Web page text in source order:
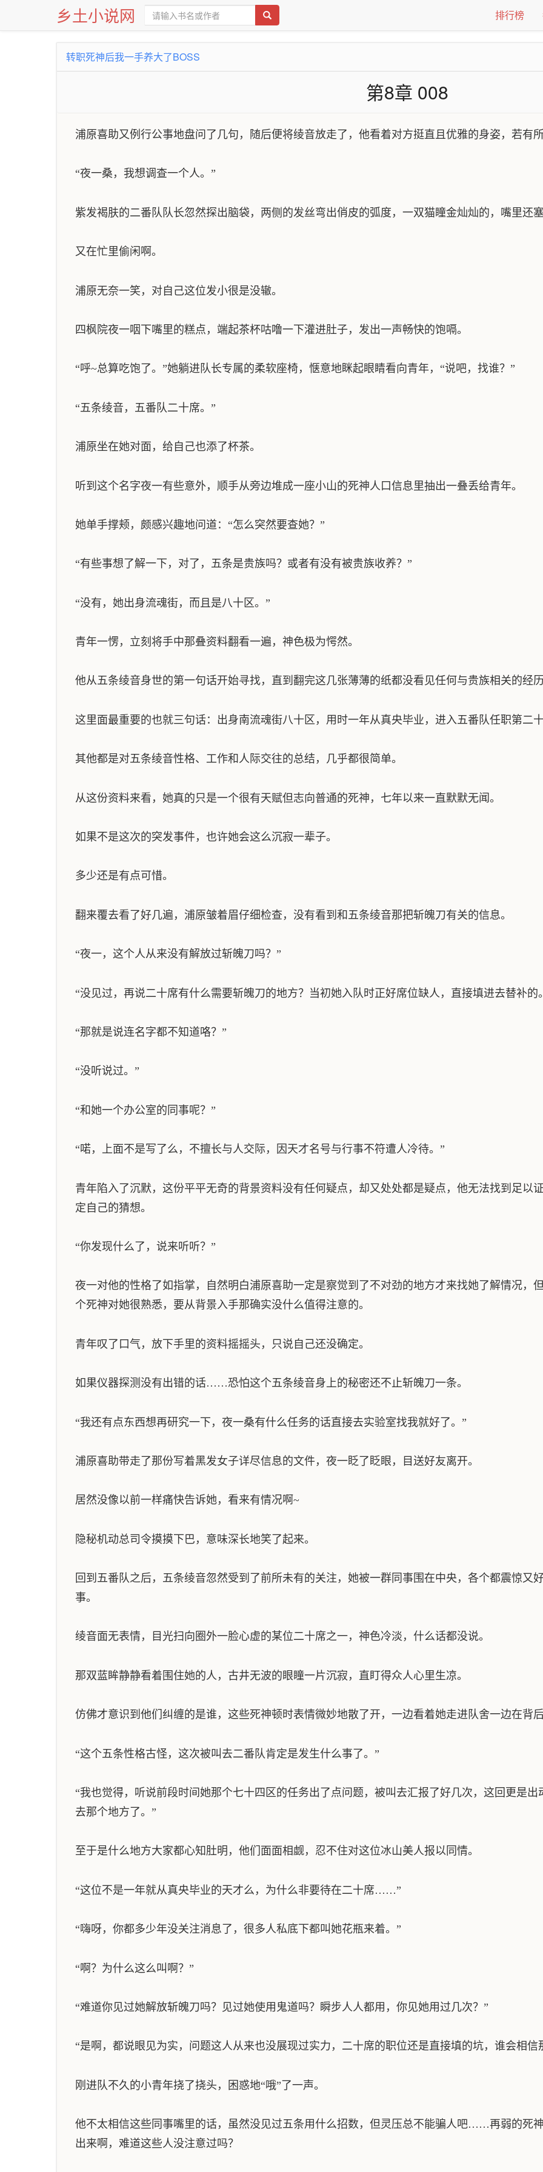
乡土小说网 排行榜
转职死神后我一手养大了BOSS
第8章 008
浦原喜助又例行公事地盘问了几句，随后便将绫音放走了，他看着对方挺直且优雅的身姿，若有
“夜一桑，我想调查一个人。”
紫发褐肤的二番队队长忽然探出脑袋，两侧的发丝弯出俏皮的弧度，一双猫瞳金灿灿的，嘴里还
又在忙里偷闲啊。
浦原无奈一笑，对自己这位发小很是没辙。
四枫院夜一咽下嘴里的糕点，端起茶杯咕噜一下灌进肚子，发出一声畅快的饱嗝。
“呼~总算吃饱了。”她躺进队长专属的柔软座椅，惬意地眯起眼睛看向青年，“说吧，找谁？”
“五条绫音，五番队二十席。”
浦原坐在她对面，给自己也添了杯茶。
听到这个名字夜一有些意外，顺手从旁边堆成一座小山的死神人口信息里抽出一叠丢给青年。
她单手撑颊，颇感兴趣地问道：“怎么突然要查她？”
“有些事想了解一下，对了，五条是贵族吗？或者有没有被贵族收养？”
“没有，她出身流魂街，而且是八十区。”
青年一愣，立刻将手中那叠资料翻看一遍，神色极为愕然。
他从五条绫音身世的第一句话开始寻找，直到翻完这几张薄薄的纸都没看见任何与贵族相关的经
这里面最重要的也就三句话：出身南流魂街八十区，用时一年从真央毕业，进入五番队任职第二
其他都是对五条绫音性格、工作和人际交往的总结，几乎都很简单。
从这份资料来看，她真的只是一个很有天赋但志向普通的死神，七年以来一直默默无闻。
如果不是这次的突发事件，也许她会这么沉寂一辈子。
多少还是有点可惜。
翻来覆去看了好几遍，浦原皱着眉仔细检查，没有看到和五条绫音那把斩魄刀有关的信息。
“夜一，这个人从来没有解放过斩魄刀吗？”
“没见过，再说二十席有什么需要斩魄刀的地方？当初她入队时正好席位缺人，直接填进去替补的
“那就是说连名字都不知道咯？”
“没听说过。”
“和她一个办公室的同事呢？”
“喏，上面不是写了么，不擅长与人交际，因天才名号与行事不符遭人冷待。”
青年陷入了沉默，这份平平无奇的背景资料没有任何疑点，却又处处都是疑点，他无法找到足以
定自己的猜想。
“你发现什么了，说来听听？”
夜一对他的性格了如指掌，自然明白浦原喜助一定是察觉到了不对劲的地方才来找她了解情况，
个死神对她很熟悉，要从背景入手那确实没什么值得注意的。
青年叹了口气，放下手里的资料摇摇头，只说自己还没确定。
如果仪器探测没有出错的话……恐怕这个五条绫音身上的秘密还不止斩魄刀一条。
“我还有点东西想再研究一下，夜一桑有什么任务的话直接去实验室找我就好了。”
浦原喜助带走了那份写着黑发女子详尽信息的文件，夜一眨了眨眼，目送好友离开。
居然没像以前一样痛快告诉她，看来有情况啊~
隐秘机动总司令摸摸下巴，意味深长地笑了起来。
回到五番队之后，五条绫音忽然受到了前所未有的关注，她被一群同事围在中央，各个都震惊又
事。
绫音面无表情，目光扫向圈外一脸心虚的某位二十席之一，神色冷淡，什么话都没说。
那双蓝眸静静看着围住她的人，古井无波的眼瞳一片沉寂，直盯得众人心里生凉。
仿佛才意识到他们纠缠的是谁，这些死神顿时表情微妙地散了开，一边看着她走进队舍一边在背
“这个五条性格古怪，这次被叫去二番队肯定是发生什么事了。”
“我也觉得，听说前段时间她那个七十四区的任务出了点问题，被叫去汇报了好几次，这回更是
去那个地方了。”
至于是什么地方大家都心知肚明，他们面面相觑，忍不住对这位冰山美人报以同情。
“这位不是一年就从真央毕业的天才么，为什么非要待在二十席……”
“嗨呀，你都多少年没关注消息了，很多人私底下都叫她花瓶来着。”
“啊？为什么这么叫啊？”
“难道你见过她解放斩魄刀吗？见过她使用鬼道吗？瞬步人人都用，你见她用过几次？”
“是啊，都说眼见为实，问题这人从来也没展现过实力，二十席的职位还是直接填的坑，谁会相信
刚进队不久的小青年挠了挠头，困惑地“哦”了一声。
他不太相信这些同事嘴里的话，虽然没见过五条用什么招数，但灵压总不能骗人吧……再弱的死
出来啊，难道这些人没注意过吗？